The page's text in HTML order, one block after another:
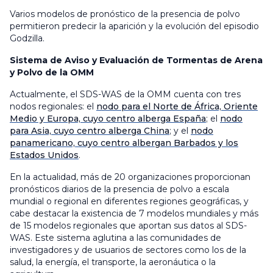
Varios modelos de pronóstico de la presencia de polvo
permitieron predecir la aparición y la evolución del episodio
Godzilla.
Sistema de Aviso y Evaluación de Tormentas de Arena
y Polvo de la OMM
Actualmente, el SDS-WAS de la OMM cuenta con tres
nodos regionales: el nodo para el Norte de África, Oriente
Medio y Europa, cuyo centro alberga España; el nodo
para Asia, cuyo centro alberga China; y el nodo
panamericano, cuyo centro albergan Barbados y los
Estados Unidos.
En la actualidad, más de 20 organizaciones proporcionan
pronósticos diarios de la presencia de polvo a escala
mundial o regional en diferentes regiones geográficas, y
cabe destacar la existencia de 7 modelos mundiales y más
de 15 modelos regionales que aportan sus datos al SDS-
WAS. Este sistema aglutina a las comunidades de
investigadores y de usuarios de sectores como los de la
salud, la energía, el transporte, la aeronáutica o la